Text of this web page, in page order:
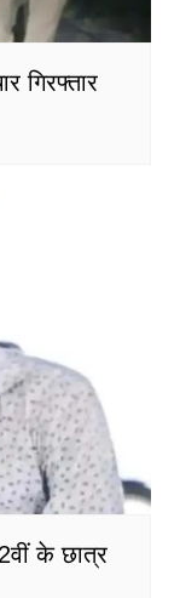
गिरफ्तार
के छात्र